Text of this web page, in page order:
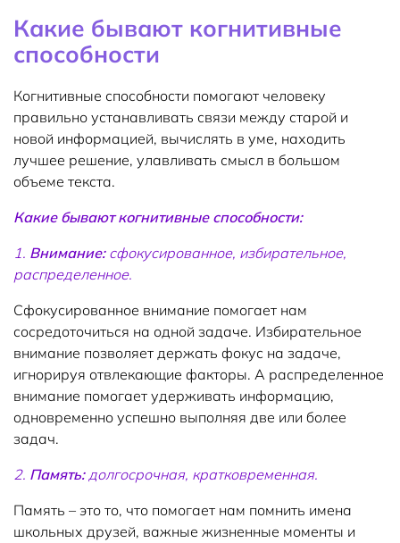
Какие бывают когнитивные
способности
Когнитивные способности помогают человеку
правильно устанавливать связи между старой и
новой информацией, вычислять в уме, находить
лучшее решение, улавливать смысл в большом
объеме текста.
Какие бывают когнитивные способности:
1. Внимание:сфокусированное, избирательное,
распределенное.
Сфокусированное внимание помогает нам
сосредоточиться на одной задаче. Избирательное
внимание позволяет держать фокус на задаче,
игнорируя отвлекающие факторы. А распределенное
внимание помогает удерживать информацию,
одновременно успешно выполняя две или более
задач.
2. Память:долгосрочная, кратковременная.
Память – это то, что помогает нам помнить имена
школьных друзей, важные жизненные моменты и